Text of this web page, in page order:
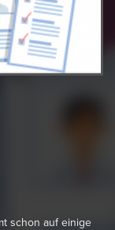
schon auf einige